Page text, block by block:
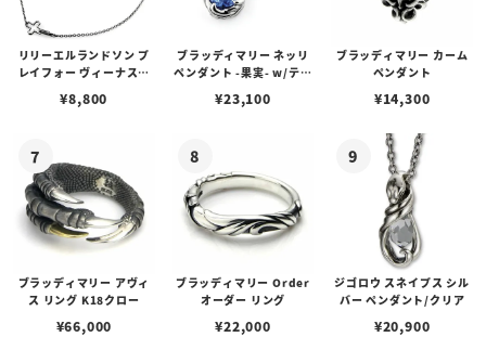
リリーエルランドソン プ
レイフォー ヴィーナスチ
¥8,800
ブラッディマリー ネッリ
ペンダント -果実- w/ティ
¥23,100
ブラッディマリー カーム
ペンダント
¥14,300
ブラッディマリー アヴィ
ス リング K18クロー
¥66,000
ブラッディマリー Order
オーダー リング
¥22,000
ジゴロウ スネイプス シル
バー ペンダント/クリア
¥20,900